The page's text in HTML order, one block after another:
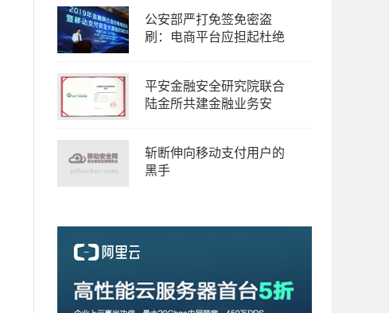
公安部严打免签免密盗
刷：电商平台应担起杜绝
平安金融安全研究院联合
陆金所共建金融业务安
斩断伸向移动支付用户的
黑手